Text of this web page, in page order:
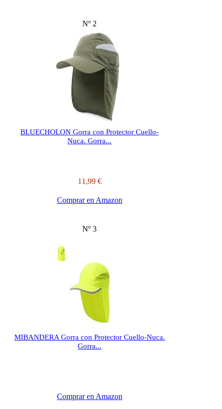
Nº 2
BLUECHOLON Gorra con Protector Cuello-
Nuca. Gorra...
11,99 €
Comprar en Amazon
Nº 3
MIBANDERA Gorra con Protector Cuello-Nuca.
Gorra...
Comprar en Amazon